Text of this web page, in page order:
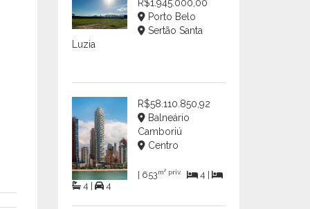
R$1.945.000,00
Porto Belo
Sertão Santa
Luzia
R$58.110.850,92
Balneário
Camboriú
Centro
| 653m² priv.
4 |
4 |
4